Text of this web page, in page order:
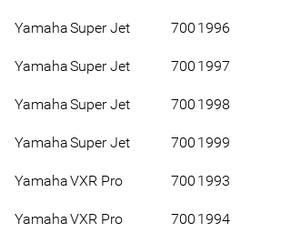
YamahaSuper Jet 700 1996
YamahaSuper Jet 700 1997
YamahaSuper Jet 700 1998
YamahaSuper Jet 700 1999
YamahaVXR Pro 700 1993
YamahaVXR Pro 700 1994